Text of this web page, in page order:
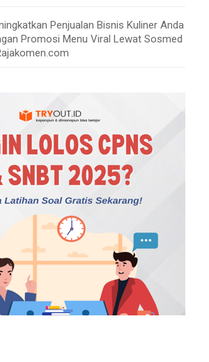
Penjualan Bisnis Kuliner Anda
Promosi Menu Viral Lewat Sosmed